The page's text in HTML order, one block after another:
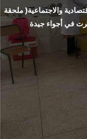
والاجتماعية( ملحقة